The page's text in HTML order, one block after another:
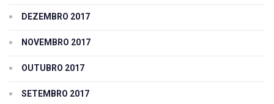
DEZEMBRO 2017
NOVEMBRO 2017
OUTUBRO 2017
SETEMBRO 2017